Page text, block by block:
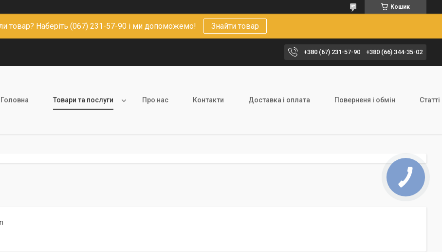
Кошик
товар? Наберіть (067) 231-57-90 і ми допоможемо! Знайти товар
+380 (67) 231-57-90 +380 (66) 344-35-02
Головна Товари та послуги Про нас Контакти Доставка і оплата Поверненя і обмін Статті